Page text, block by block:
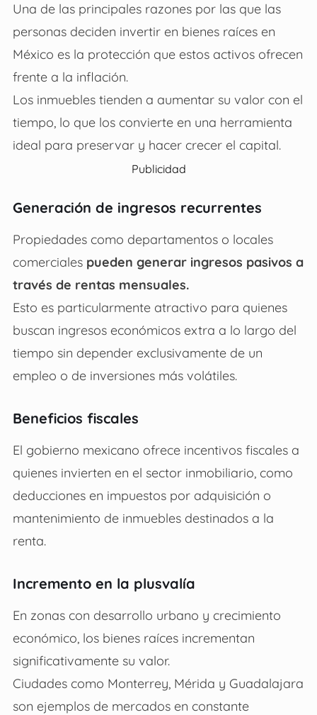
Una de las principales razones por las que las
personas deciden invertir en bienes raíces en
México es la protección que estos activos ofrecen
frente a la inflación.
Los inmuebles tienden a aumentar su valor con el
tiempo, lo que los convierte en una herramienta
ideal para preservar y hacer crecer el capital.
Publicidad
Generación de ingresos recurrentes
Propiedades como departamentos o locales
comerciales pueden generar ingresos pasivos a
través de rentas mensuales.
Esto es particularmente atractivo para quienes
buscan ingresos económicos extra a lo largo del
tiempo sin depender exclusivamente de un
empleo o de inversiones más volátiles.
Beneficios fiscales
El gobierno mexicano ofrece incentivos fiscales a
quienes invierten en el sector inmobiliario, como
deducciones en impuestos por adquisición o
mantenimiento de inmuebles destinados a la
renta.
Incremento en la plusvalía
En zonas con desarrollo urbano y crecimiento
económico, los bienes raíces incrementan
significativamente su valor.
Ciudades como Monterrey, Mérida y Guadalajara
son ejemplos de mercados en constante